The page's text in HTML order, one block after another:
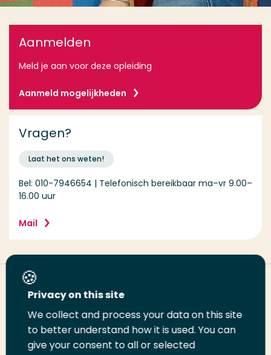
Aanmelden
Meld je aan voor deze opleiding
Aanmeld mogelijkheden
Vragen?
Laat het ons weten!
Bel: 010-7946654 | Telefonisch bereikbaar ma–vr 9.00–
16.00 uur
Mail
Deel deze pagina
DeelDeelDeelEmailPrint
Privacy on this site
We collect and process your data on this site
to better understand how it is used. You can
give your consent to all or selected